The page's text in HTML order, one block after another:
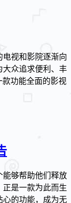
电视和影院逐渐向
大众追求便利、丰
功能全面的影视
能够帮助他们释放
是一款为此而生
心的功能，成为无